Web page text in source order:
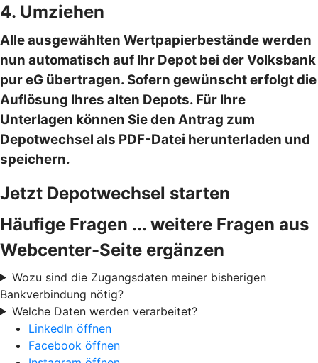
4. Umziehen
Alle ausgewählten Wertpapierbestände werden
nun automatisch auf Ihr Depot bei der Volksbank
pur eG übertragen. Sofern gewünscht erfolgt die
Auflösung Ihres alten Depots. Für Ihre
Unterlagen können Sie den Antrag zum
Depotwechsel als PDF-Datei herunterladen und
speichern.
Jetzt Depotwechsel starten
Häufige Fragen ... weitere Fragen aus
Webcenter-Seite ergänzen
Wozu sind die Zugangsdaten meiner bisherigen
Bankverbindung nötig?
Welche Daten werden verarbeitet?
LinkedIn öffnen
Facebook öffnen